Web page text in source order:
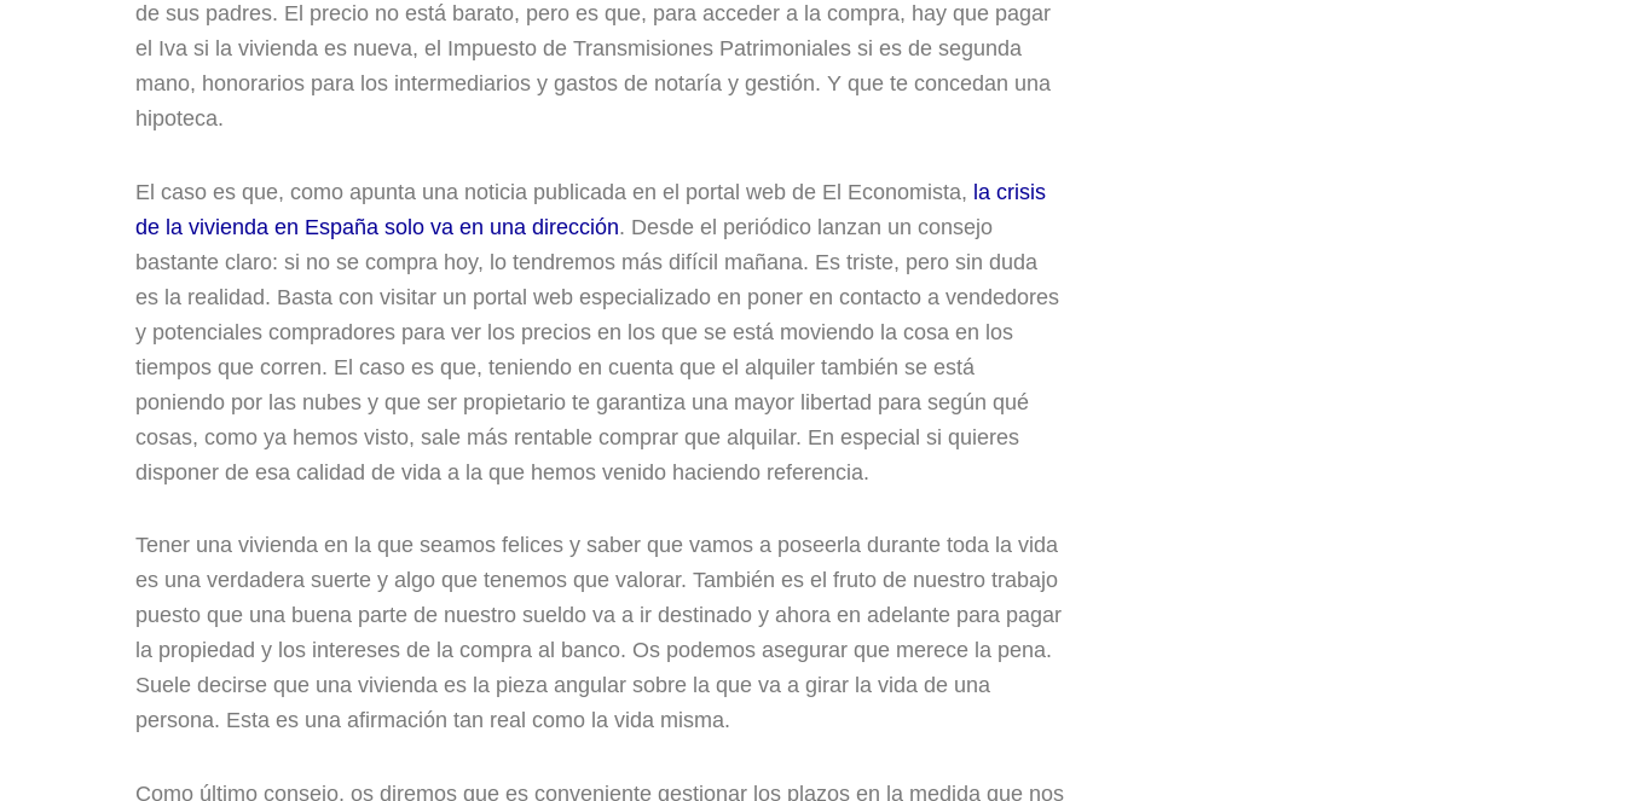
de sus padres. El precio no está barato, pero es que, para acceder a la compra, hay que pagar
el Iva si la vivienda es nueva, el Impuesto de Transmisiones Patrimoniales si es de segunda
mano, honorarios para los intermediarios y gastos de notaría y gestión. Y que te concedan una
hipoteca.
El caso es que, como apunta una noticia publicada en el portal web de El Economista, la crisis
de la vivienda en España solo va en una dirección. Desde el periódico lanzan un consejo
bastante claro: si no se compra hoy, lo tendremos más difícil mañana. Es triste, pero sin duda
es la realidad. Basta con visitar un portal web especializado en poner en contacto a vendedores
y potenciales compradores para ver los precios en los que se está moviendo la cosa en los
tiempos que corren. El caso es que, teniendo en cuenta que el alquiler también se está
poniendo por las nubes y que ser propietario te garantiza una mayor libertad para según qué
cosas, como ya hemos visto, sale más rentable comprar que alquilar. En especial si quieres
disponer de esa calidad de vida a la que hemos venido haciendo referencia.
Tener una vivienda en la que seamos felices y saber que vamos a poseerla durante toda la vida
es una verdadera suerte y algo que tenemos que valorar. También es el fruto de nuestro trabajo
puesto que una buena parte de nuestro sueldo va a ir destinado y ahora en adelante para pagar
la propiedad y los intereses de la compra al banco. Os podemos asegurar que merece la pena.
Suele decirse que una vivienda es la pieza angular sobre la que va a girar la vida de una
persona. Esta es una afirmación tan real como la vida misma.
Como último consejo, os diremos que es conveniente gestionar los plazos en la medida que nos